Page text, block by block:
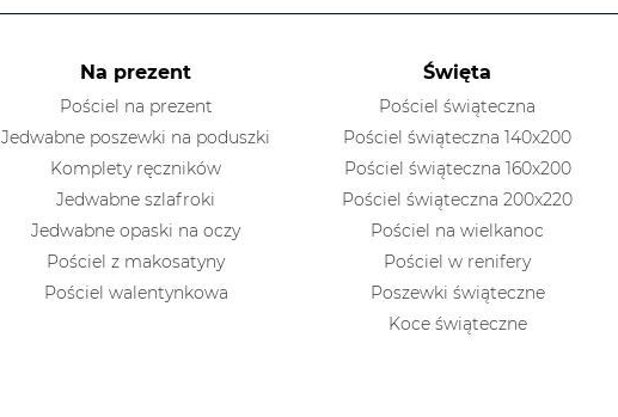
Na prezent
Pościel na prezent
Jedwabne poszewki na poduszki
Komplety ręczników
Jedwabne szlafroki
Jedwabne opaski na oczy
Pościel z makosatyny
Pościel walentynkowa
Święta
Pościel świąteczna
Pościel świąteczna 140x200
Pościel świąteczna 160x200
Pościel świąteczna 200x220
Pościel na wielkanoc
Pościel w renifery
Poszewki świąteczne
Koce świąteczne